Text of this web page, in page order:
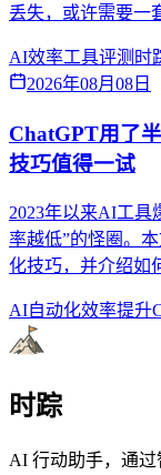
丢失，或许需要一
AI效率工具评测 时
2026年08月08日
ChatGPT用了
技巧值得一试
2023年以来AI工具
率越低”的怪圈。
化技巧，并介绍如
AI自动化效率提升
时踪
AI 行动助手，通